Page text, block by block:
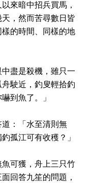
來暗中招兵買馬，
，然而苦尋數日皆
的時間、同樣的地
盡是殺機，雖只一
駛近，釣叟輕拾釣
到魚了。」
：「水至清則無
孤江可有收穫？」
可獲，舟上三只竹
回答九笙的問題，